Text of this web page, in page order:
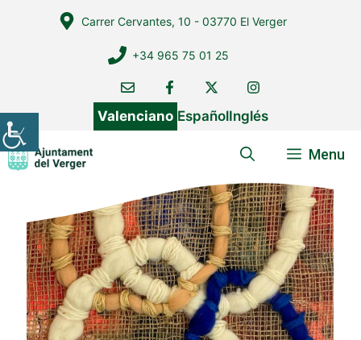
Carrer Cervantes, 10 - 03770 El Verger
+34 965 75 01 25
Valenciano EspañolInglés
Menu